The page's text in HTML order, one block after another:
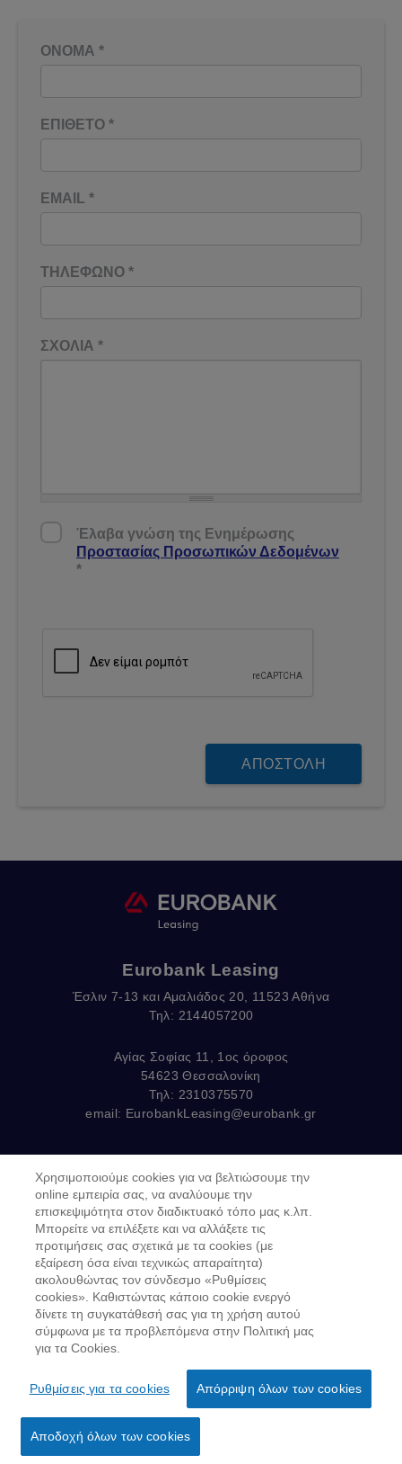
ΟΝΟΜΑ *
ΕΠΙΘΕΤΟ *
EMAIL *
ΤΗΛΕΦΩΝΟ *
ΣΧΟΛΙΑ *
Έλαβα γνώση της Ενημέρωσης Προστασίας
Δεδομένων*
Έλαβα γνώση της Ενημέρωσης
Προστασίας Προσωπικών Δεδομένων
*
Εκδήλωση Ενδιαφέροντος
Eurobank Leasing
Έσλιν 7-13 και Αμαλιάδος 20, 11523 Αθήνα
Τηλ: 2144057200
Αγίας Σοφίας 11, 1ος όροφος
54623 Θεσσαλονίκη
Τηλ: 2310375570
email: EurobankLeasing@eurobank.gr
Copyright © 2019
Όροι Χρήσης
Προσωπικά δεδομένα στον Διαδικτυακό Τόπο
GDPR - Προσωπικά Δεδομένα
Πολιτική Cookies
Κώδικας Δεοντολογίας Ν.4224/2013
Για να υποβάλετε παράπονο
Χρησιμοποιούμε cookies για να βελτιώσουμε την
online εμπειρία σας, να αναλύουμε την
επισκεψιμότητα στον διαδικτυακό τόπο μας κ.λπ.
Μπορείτε να επιλέξετε και να αλλάξετε τις
προτιμήσεις σας σχετικά με τα cookies (με
εξαίρεση όσα είναι τεχνικώς απαραίτητα)
ακολουθώντας τον σύνδεσμο «Ρυθμίσεις
cookies». Καθιστώντας κάποιο cookie ενεργό
δίνετε τη συγκατάθεσή σας για τη χρήση αυτού
σύμφωνα με τα προβλεπόμενα στην Πολιτική μας
για τα Cookies.
Ρυθμίσεις για τα cookies Απόρριψη όλων των cookies
Αποδοχή όλων των cookies